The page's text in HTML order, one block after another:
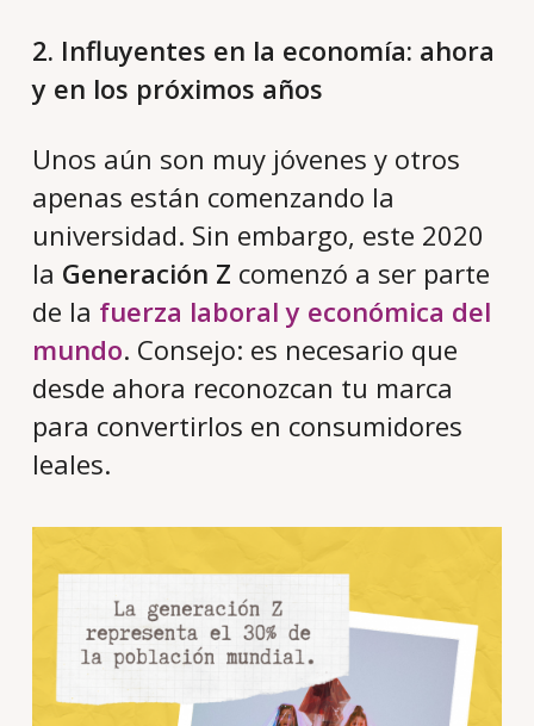
2. Influyentes en la economía: ahora
y en los próximos años
Unos aún son muy jóvenes y otros
apenas están comenzando la
universidad. Sin embargo, este 2020
la Generación Z comenzó a ser parte
de la fuerza laboral y económica del
mundo. Consejo: es necesario que
desde ahora reconozcan tu marca
para convertirlos en consumidores
leales.